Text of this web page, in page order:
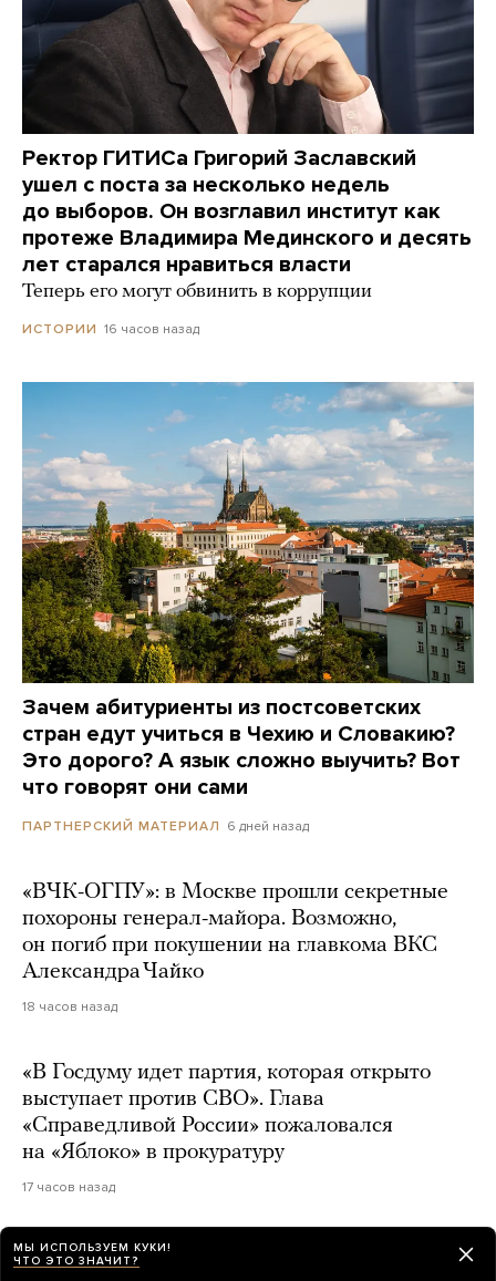
Ректор ГИТИСа Григорий Заславский
ушел с поста за несколько недель
до выборов. Он возглавил институт как
протеже Владимира Мединского и десять
лет старался нравиться власти
Теперь его могут обвинить в коррупции
ИСТОРИИ 16 часов назад
Зачем абитуриенты из постсоветских
стран едут учиться в Чехию и Словакию?
Это дорого? А язык сложно выучить? Вот
что говорят они сами
ПАРТНЕРСКИЙ МАТЕРИАЛ 6 дней назад
«ВЧК-ОГПУ»: в Москве прошли секретные
похороны генерал-майора. Возможно,
он погиб при покушении на главкома ВКС
Александра Чайко
18 часов назад
«В Госдуму идет партия, которая открыто
выступает против СВО». Глава
«Справедливой России» пожаловался
на «Яблоко» в прокуратуру
17 часов назад
МЫ ИСПОЛЬЗУЕМ КУКИ!
ЧТО ЭТО ЗНАЧИТ?